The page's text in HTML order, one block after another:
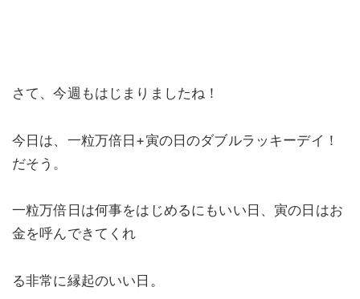
さて、今週もはじまりましたね！
今日は、一粒万倍日+寅の日のダブルラッキーデイ！
だそう。
一粒万倍日は何事をはじめるにもいい日、寅の日はお
金を呼んできてくれ
る非常に縁起のいい日。